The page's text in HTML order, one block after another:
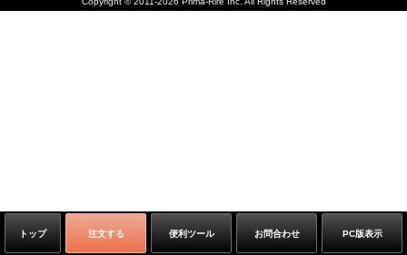
トップ 注文する 便利ツール お問合わせ PC版表示